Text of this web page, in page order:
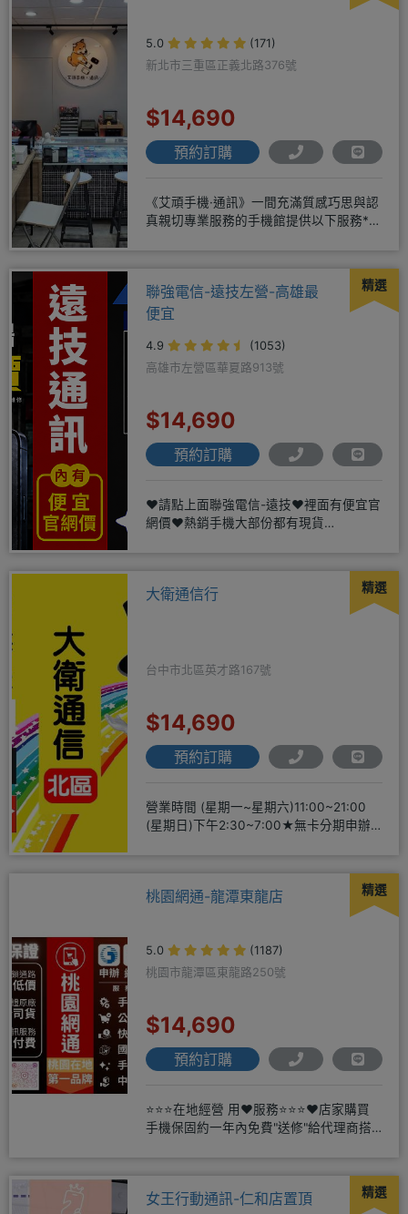
5.0
(171)
新北市三重區正義北路376號
$14,690
預約訂購
《艾頑手機·通訊》一間充滿質感巧思與認
真親切專業服務的手機館提供以下服務*免
精選
聯強電信-遠技左營-高雄最
便宜
4.9
(1053)
高雄市左營區華夏路913號
$14,690
預約訂購
❤️請點上面聯強電信-遠技❤️裡面有便宜官
網價❤️熱銷手機大部份都有現貨
精選
大衛通信行
台中市北區英才路167號
$14,690
預約訂購
營業時間 (星期一~星期六)11:00~21:00
(星期日)下午2:30~7:00★無卡分期申辦
精選
桃園網通-龍潭東龍店
5.0
(1187)
桃園市龍潭區東龍路250號
$14,690
預約訂購
⭐⭐⭐在地經營 用❤️服務⭐⭐⭐❤️店家購買
手機保固約一年內免費"送修"給代理商搭
精選
女王行動通訊-仁和店置頂